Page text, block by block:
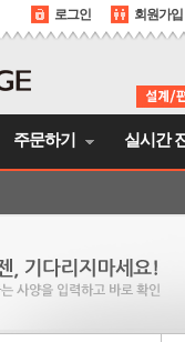
로그인 회원가입
주문하기 실시간